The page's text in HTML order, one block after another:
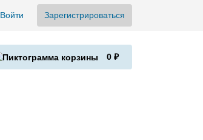
Войти Зарегистрироваться
0 ₽